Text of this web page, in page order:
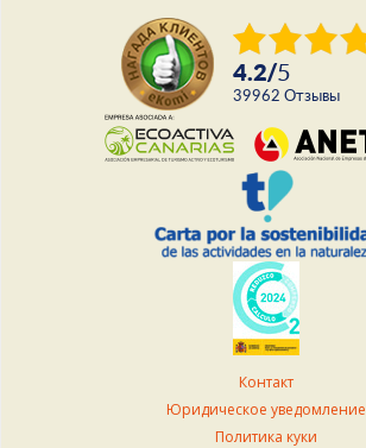
4.2/5
39962 Отзывы
Контакт
Юридическое уведомление
Политика куки